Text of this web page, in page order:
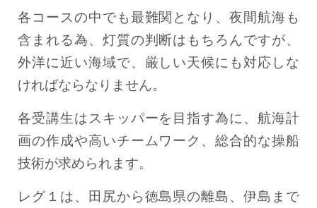
各コースの中でも最難関となり、夜間航海も
含まれる為、灯質の判断はもちろんですが、
外洋に近い海域で、厳しい天候にも対応しな
ければならなりません。
各受講生はスキッパーを目指す為に、航海計
画の作成や高いチームワーク、総合的な操船
技術が求められます。
レグ１は、田尻から徳島県の離島、伊島まで